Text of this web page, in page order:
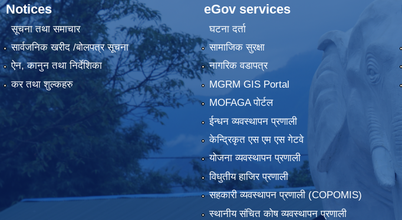
Notices
सूचना तथा समाचार
सार्वजनिक खरीद /बोलपत्र सूचना
ऐन, कानुन तथा निर्देशिका
कर तथा शुल्कहरु
eGov services
घटना दर्ता
सामाजिक सुरक्षा
नागरिक वडापत्र
MGRM GIS Portal
MOFAGA पोर्टल
ईन्धन व्यवस्थापन प्रणाली
केन्द्रिकृत एस एम एस गेटवे
योजना व्यवस्थापन प्रणाली
विधुतीय हाजिर प्रणाली
सहकारी व्यवस्थापन प्रणाली (COPOMIS)
स्थानीय संचित कोष व्यवस्थापन प्रणाली